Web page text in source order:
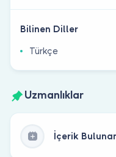
Bilinen Diller
Türkçe
Uzmanlıklar
İçerik